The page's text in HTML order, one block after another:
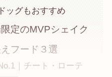
ッグもおすすめ
定のMVPシェイク
フード３選
｜チート・ローテ